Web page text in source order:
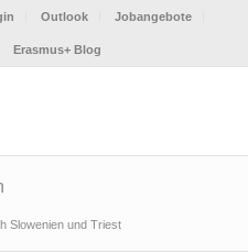
Outlook Jobangebote
Erasmus+ Blog
Slowenien und Triest